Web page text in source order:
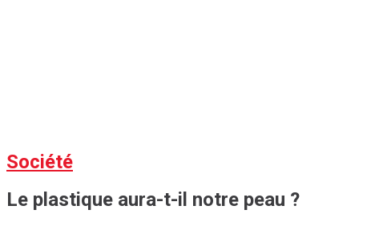
Société
Le plastique aura-t-il notre peau ?